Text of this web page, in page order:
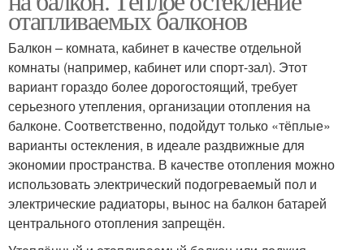
отапливаемых балконов
Балкон – комната, кабинет в качестве отдельной
комнаты (например, кабинет или спорт-зал). Этот
вариант гораздо более дорогостоящий, требует
серьезного утепления, организации отопления на
балконе. Соответственно, подойдут только «тёплые»
варианты остекления, в идеале раздвижные для
экономии пространства. В качестве отопления можно
использовать электрический подогреваемый пол и
электрические радиаторы, вынос на балкон батарей
центрального отопления запрещён.